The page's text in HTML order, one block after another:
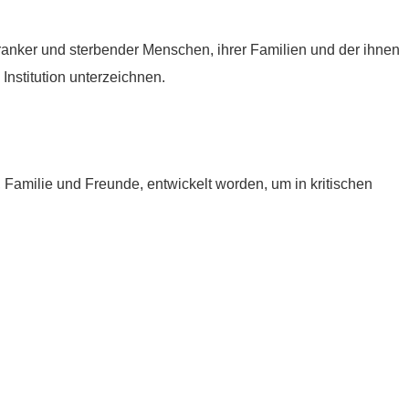
und sterbender Menschen, ihrer Familien und der ihnen
unterzeichnen.
und Freunde, entwickelt worden, um in kritischen